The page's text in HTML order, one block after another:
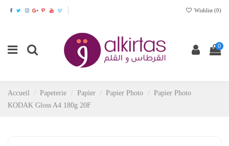
Wishlist (0)
0
Accueil Papeterie Papier Papier Photo
Papier Photo
KODAK Gloss A4 180g 20F